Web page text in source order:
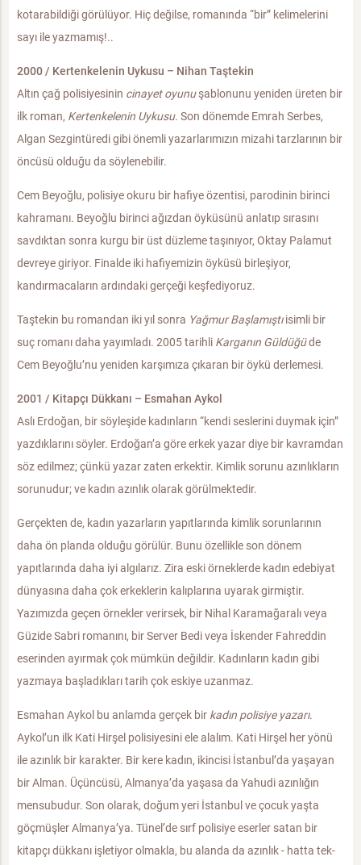
kotarabildiği görülüyor. Hiç değilse, romanında “bir” kelimelerini
sayı ile yazmamış!..
2000 / Kertenkelenin Uykusu – Nihan Taştekin
Altın çağ polisiyesinin cinayet oyunuşablonunu yeniden üreten bir
ilk roman, Kertenkelenin Uykusu. Son dönemde Emrah Serbes,
Algan Sezgintüredi gibi önemli yazarlarımızın mizahi tarzlarının bir
öncüsü olduğu da söylenebilir.
Cem Beyoğlu, polisiye okuru bir hafiye özentisi, parodinin birinci
kahramanı. Beyoğlu birinci ağızdan öyküsünü anlatıp sırasını
savdıktan sonra kurgu bir üst düzleme taşınıyor, Oktay Palamut
devreye giriyor. Finalde iki hafiyemizin öyküsü birleşiyor,
kandırmacaların ardındaki gerçeği keşfediyoruz.
Taştekin bu romandan iki yıl sonra Yağmur Başlamıştıisimli bir
suç romanı daha yayımladı. 2005 tarihli Karganın Güldüğüde
Cem Beyoğlu’nu yeniden karşımıza çıkaran bir öykü derlemesi.
2001 / Kitapçı Dükkanı – Esmahan Aykol
Aslı Erdoğan, bir söyleşide kadınların “kendi seslerini duymak için”
yazdıklarını söyler. Erdoğan’a göre erkek yazar diye bir kavramdan
söz edilmez; çünkü yazar zaten erkektir. Kimlik sorunu azınlıkların
sorunudur; ve kadın azınlık olarak görülmektedir.
Gerçekten de, kadın yazarların yapıtlarında kimlik sorunlarının
daha ön planda olduğu görülür. Bunu özellikle son dönem
yapıtlarında daha iyi algılarız. Zira eski örneklerde kadın edebiyat
dünyasına daha çok erkeklerin kalıplarına uyarak girmiştir.
Yazımızda geçen örnekler verirsek, bir Nihal Karamağaralı veya
Güzide Sabri romanını, bir Server Bedi veya İskender Fahreddin
eserinden ayırmak çok mümkün değildir. Kadınların kadın gibi
yazmaya başladıkları tarih çok eskiye uzanmaz.
Esmahan Aykol bu anlamda gerçek bir kadın polisiye yazarı.
Aykol’un ilk Kati Hirşel polisiyesini ele alalım. Kati Hirşel her yönü
ile azınlık bir karakter. Bir kere kadın, ikincisi İstanbul’da yaşayan
bir Alman. Üçüncüsü, Almanya’da yaşasa da Yahudi azınlığın
mensubudur. Son olarak, doğum yeri İstanbul ve çocuk yaşta
göçmüşler Almanya’ya. Tünel’de sırf polisiye eserler satan bir
kitapçı dükkanı işletiyor olmakla, bu alanda da azınlık - hatta tek-